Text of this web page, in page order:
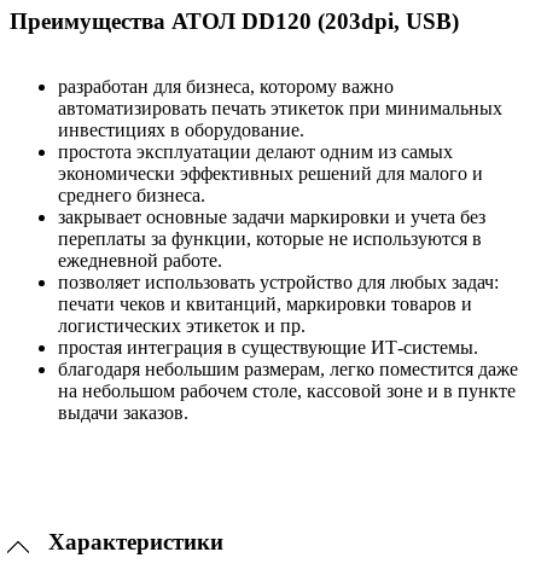
Преимущества АТОЛ DD120 (203dpi, USB)
разработан для бизнеса, которому важно
автоматизировать печать этикеток при минимальных
инвестициях в оборудование.
простота эксплуатации делают одним из самых
экономически эффективных решений для малого и
среднего бизнеса.
закрывает основные задачи маркировки и учета без
переплаты за функции, которые не используются в
ежедневной работе.
позволяет использовать устройство для любых задач:
печати чеков и квитанций, маркировки товаров и
логистических этикеток и пр.
простая интеграция в существующие ИТ-системы.
благодаря небольшим размерам, легко поместится даже
на небольшом рабочем столе, кассовой зоне и в пункте
выдачи заказов.
Характеристики